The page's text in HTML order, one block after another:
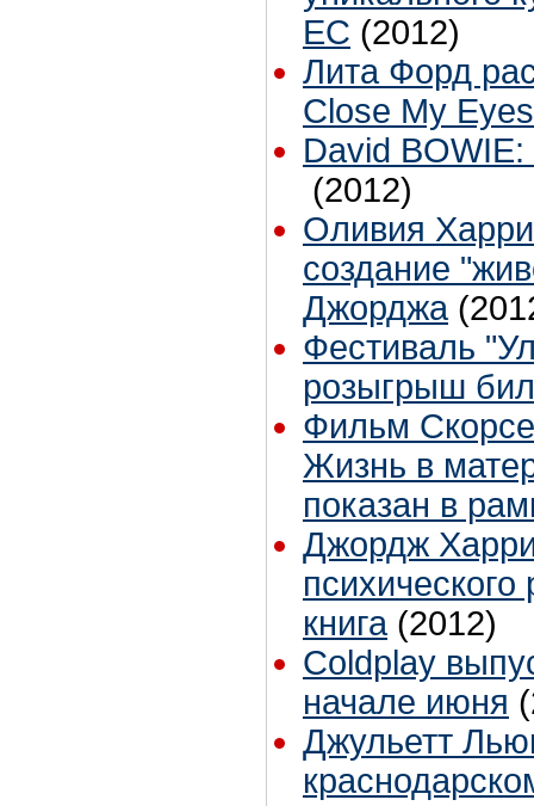
EC (2012)
Лита Форд
Close My
David
(2012)
Оливия
создание
Джорджа
Фестиваль
розыгрыш
Фильм
Жизнь в
показан в
Джордж
книга (2012)
Coldplay
начале июня
Джульетт